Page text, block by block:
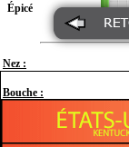
Épicé
Nez :
Bouche :